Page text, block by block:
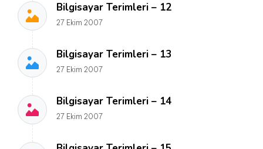
Bilgisayar Terimleri – 12
27 Ekim 2007
Bilgisayar Terimleri – 13
27 Ekim 2007
Bilgisayar Terimleri – 14
27 Ekim 2007